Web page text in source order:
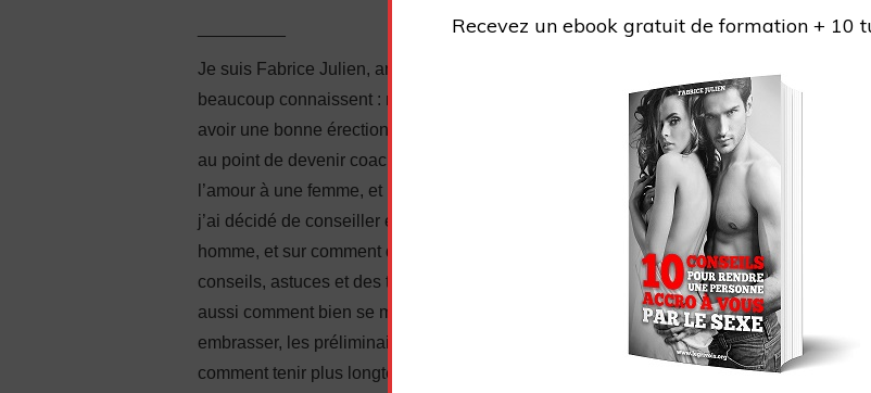
Je suis Fabrice Julien, ancien timide au parcours difficile. J’ai connu les problèmes que
beaucoup connaissent : manque de confiance en soi, éjaculation précoce, difficultés à
avoir une bonne érection, complexes…Je me suis formé pour devenir un bon coup au lit,
au point de devenir coach en sexualité, et d’aider de nombreux hommes à bien faire
l’amour à une femme, et même à faire jouir une fille. Soucieux de satisfaire tout le
j’ai décidé de conseiller également les femmes sur comment bien faire l’amour à un
homme, et sur comment donner du plaisir à un homme. Le Grivois vous donne des
conseils, astuces et des techniques sexuelles pour savoir comment faire l’amour mais
aussi comment bien se masturber. J’aborde des sujets variés comme : comment bien
embrasser, les préliminaires, comment doigter une fille, comment faire un cunnilingus,
comment tenir plus longtemps, comment faire une fellation, les meilleures positions, etc.
Recevez un ebook gratuit de formation + 10